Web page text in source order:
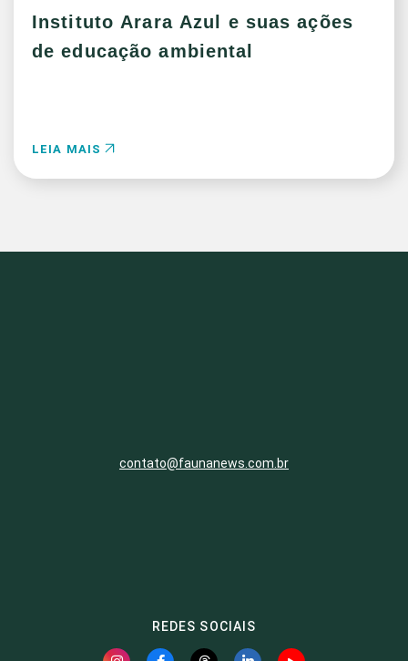
Instituto Arara Azul e suas ações
de educação ambiental
LEIA MAIS
contato@faunanews.com.br
REDES SOCIAIS